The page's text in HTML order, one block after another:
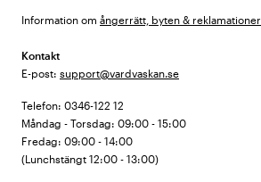
Information om ångerrätt, byten & reklamationer
Kontakt
E-post: support@vardvaskan.se
Telefon: 0346-122 12
Måndag - Torsdag: 09:00 - 15:00
Fredag: 09:00 - 14:00
(Lunchstängt 12:00 - 13:00)